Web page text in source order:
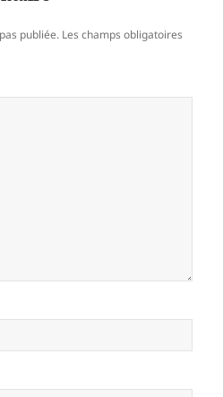
publiée. Les champs obligatoires